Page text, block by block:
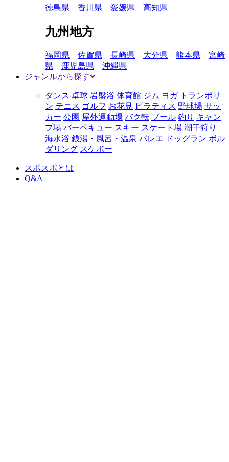
徳島県 香川県 愛媛県 高知県
九州地方
福岡県 佐賀県 長崎県 大分県 熊本県
宮崎
県
鹿児島県
沖縄県
ジャンルから探す
ダンス 卓球 岩盤浴 体育館 ジム ヨガ トランポリ
ン テニス ゴルフ お花見 ピラティス 野球場 サッ
カー 公園 屋外運動場 バク転 プール 釣り キャン
プ場 バーベキュー スキー スケート場 潮干狩り
海水浴 銭湯・風呂・温泉 バレエ ドッグラン ボル
ダリング スケボー
スポスポとは
Q&A